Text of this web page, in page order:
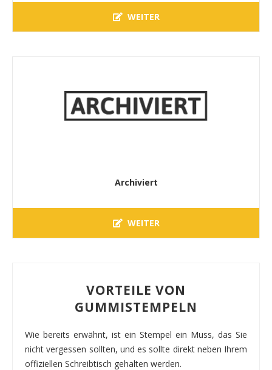
WEITER
Archiviert
WEITER
VORTEILE VON
GUMMISTEMPELN
Wie bereits erwähnt, ist ein Stempel ein Muss, das Sie
nicht vergessen sollten, und es sollte direkt neben Ihrem
offiziellen Schreibtisch gehalten werden.